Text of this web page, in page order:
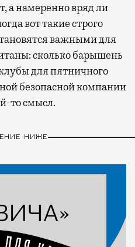
а намеренно вряд ли
вот такие строго
важными для
сколько барышень
для пятничного
безопасной компании
то смысл.
НИЖЕ